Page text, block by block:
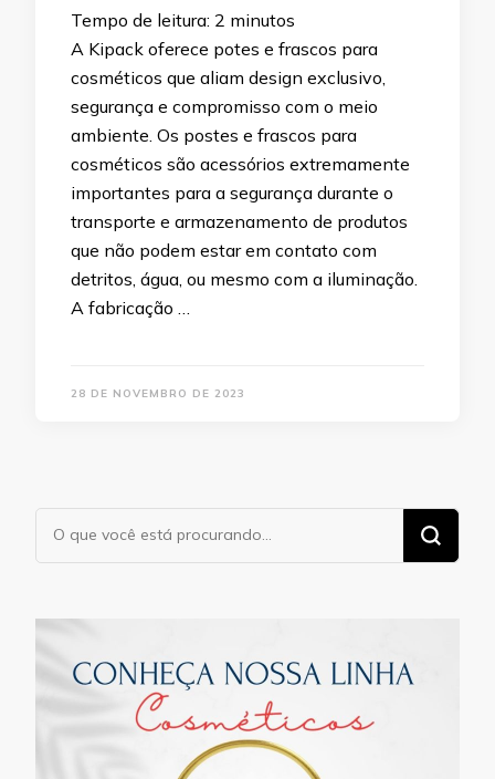
Tempo de leitura: 2 minutos
A Kipack oferece potes e frascos para
cosméticos que aliam design exclusivo,
segurança e compromisso com o meio
ambiente. Os postes e frascos para
cosméticos são acessórios extremamente
importantes para a segurança durante o
transporte e armazenamento de produtos
que não podem estar em contato com
detritos, água, ou mesmo com a iluminação.
A fabricação …
28 DE NOVEMBRO DE 2023
Procurando
algo?